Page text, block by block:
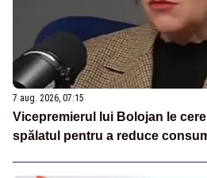
7 aug. 2026, 07:15
Vicepremierul lui Bolojan le
spălatul pentru a reduce